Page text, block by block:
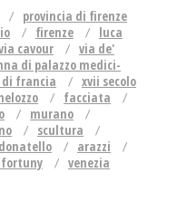
provincia di firenze
firenze
luca
cavour
via de'
di palazzo medici-
francia
xvii secolo
facciata
murano
scultura
donatello
arazzi
fortuny venezia